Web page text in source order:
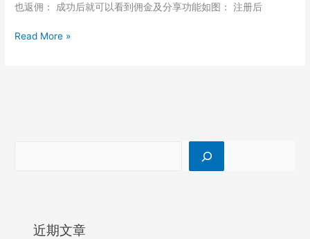
教
怎
也返佣： 成功后就可以看到佣金及分享功能如图： 注册后
荟
Read More »
近期文章